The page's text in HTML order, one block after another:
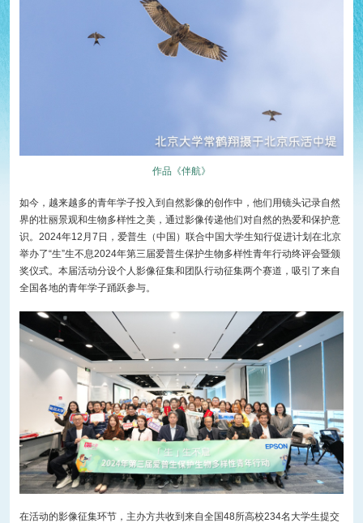
作品《伴航》
如今，越来越多的青年学子投入到自然影像的创作中，他们用镜头记录自然
界的壮丽景观和生物多样性之美，通过影像传递他们对自然的热爱和保护意
识。2024年12月7日，爱普生（中国）联合中国大学生知行促进计划在北京
举办了“生”生不息2024年第三届爱普生保护生物多样性青年行动终评会暨颁
奖仪式。本届活动分设个人影像征集和团队行动征集两个赛道，吸引了来自
全国各地的青年学子踊跃参与。
在活动的影像征集环节，主办方共收到来自全国48所高校234名大学生提交